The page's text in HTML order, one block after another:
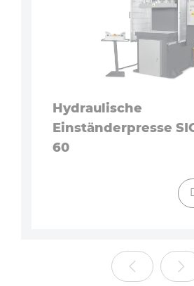
Hydraulische
Einständerpresse
60